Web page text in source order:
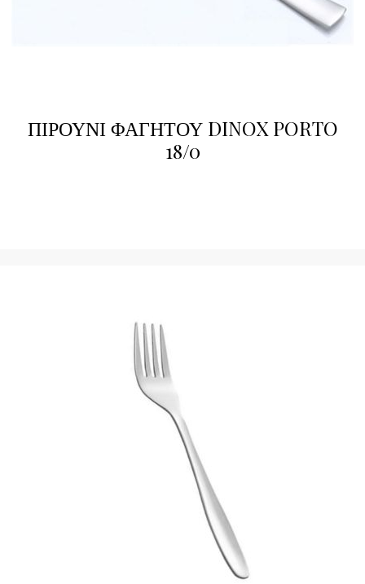
ΠΙΡΟΥΝΙ ΦΑΓΗΤΟΥ DINOX PORTO
18/0